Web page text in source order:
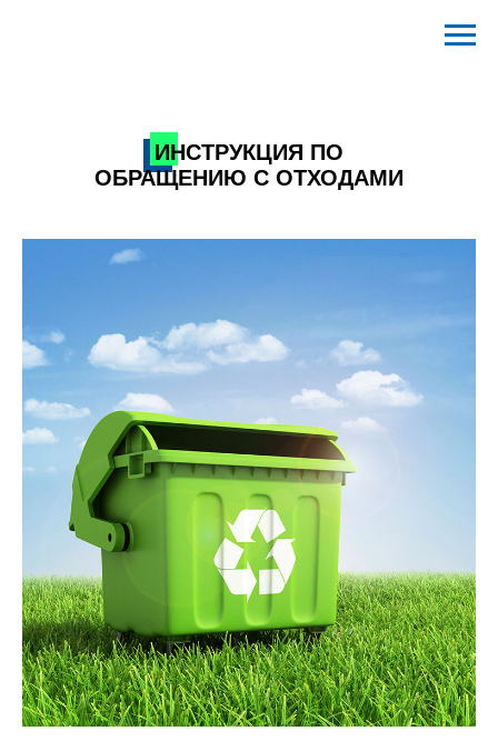
ИНСТРУКЦИЯ ПО
ОБРАЩЕНИЮ С ОТХОДАМИ